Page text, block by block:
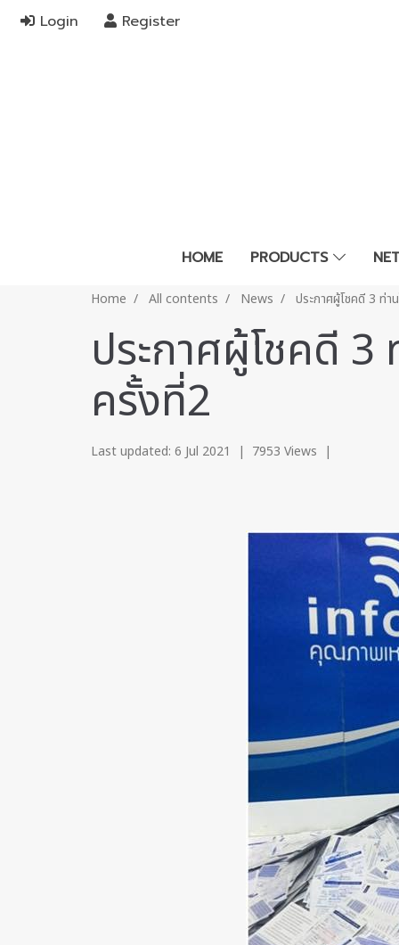
Login Register
HOME PRODUCTS
Home All contents News ประกาศผู้โชคดี 3 ท่
ประกาศผู้โชคดี 3
ครั้งที่2
Last updated: 6 Jul 2021 | 7953 Views |